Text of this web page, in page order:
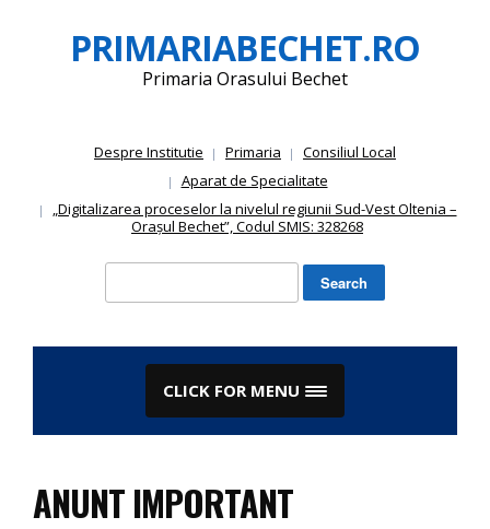
to
content
PRIMARIABECHET.RO
Primaria Orasului Bechet
Despre Institutie Primaria
Consiliul Local
Aparat de Specialitate
„Digitalizarea proceselor la nivelul regiunii Sud-Vest Oltenia –
Orașul Bechet”, Codul SMIS: 328268
CLICK FOR MENU
ANUNT IMPORTANT